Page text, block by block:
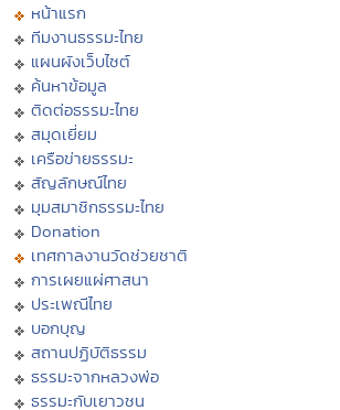
หน้าแรก
ทีมงานธรรมะไทย
แผนผังเว็บไซต์
ค้นหาข้อมูล
ติดต่อธรรมะไทย
สมุดเยี่ยม
เครือข่ายธรรมะ
สัญลักษณ์ไทย
มุมสมาชิกธรรมะไทย
Donation
เทศกาลงานวัดช่วยชาติ
การเผยแผ่ศาสนา
ประเพณีไทย
บอกบุญ
สถานปฏิบัติธรรม
ธรรมะจากหลวงพ่อ
ธรรมะกับเยาวชน